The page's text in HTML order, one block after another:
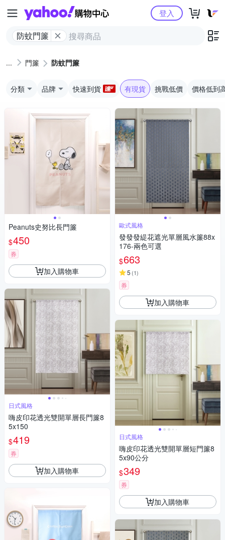
Yahoo購物中心
防蚊門簾
登入
門簾 防蚊門簾
分類 品牌 快速到貨 有現貨 挑戰低價 價格低到
Peanuts史努比長門簾
$450
券
加入購物車
日式風格
嗨皮印花透光雙開單層長門簾8
5x150
$419
券
加入購物車
歐式風格
發發發緹花遮光單層風水簾88x
176-兩色可選
$663
5 (1)
券
加入購物車
日式風格
嗨皮印花透光雙開單層短門簾8
5x90公分
$349
券
加入購物車